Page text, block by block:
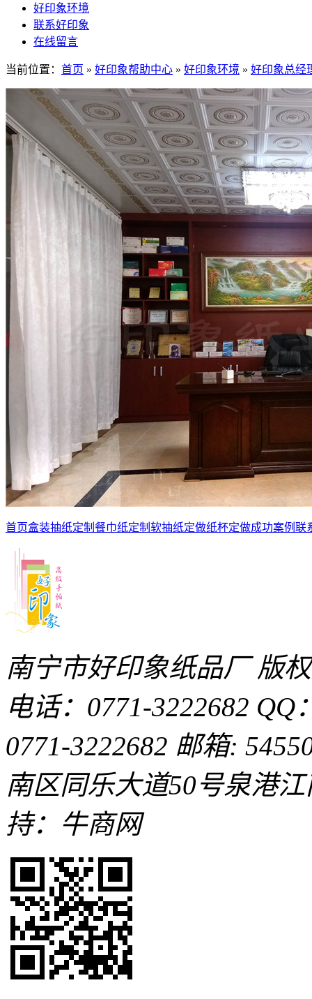
好印象环境
联系好印象
在线留言
当前位置： 首页 » 好印象帮助中心 » 好印象环境 » 好印象总经
首页盒装抽纸定制 餐巾纸定制 软抽纸定做纸杯定做成功案例 联
南宁市好印象纸品厂 版
电话：0771-3222682 QQ
0771-3222682 邮箱:
南区同乐大道50号泉港
持：牛商网